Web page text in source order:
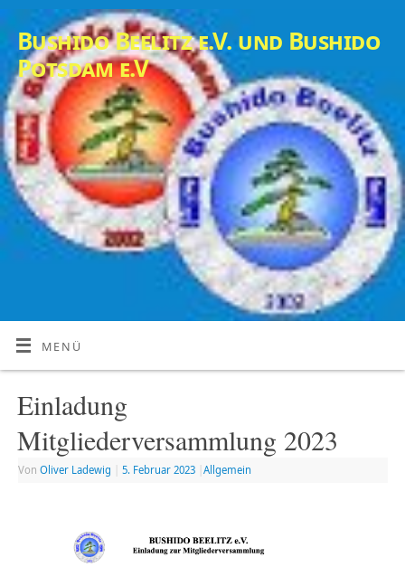
Bushido Beelitz e.V. und Bushido
Potsdam e.V
MENÜ
Einladung
Mitgliederversammlung 2023
Von Oliver Ladewig 5. Februar 2023 Allgemein